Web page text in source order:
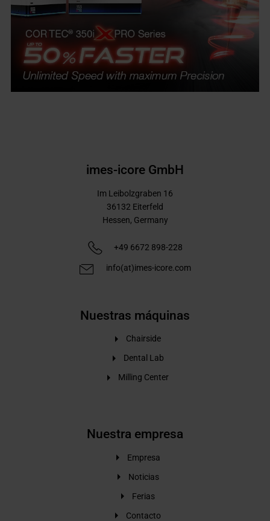
imes-icore GmbH
Im Leibolzgraben 16
36132 Eiterfeld
Hessen, Germany
+49 6672 898-228
info(at)imes-icore.com
Nuestras máquinas
Chairside
Dental Lab
Milling Center
Nuestra empresa
Empresa
Noticias
Ferias
Contacto